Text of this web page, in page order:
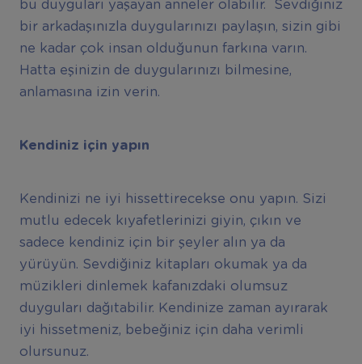
bu duyguları yaşayan anneler olabilir. Sevdiğiniz
bir arkadaşınızla duygularınızı paylaşın, sizin gibi
ne kadar çok insan olduğunun farkına varın.
Hatta eşinizin de duygularınızı bilmesine,
anlamasına izin verin.
Kendiniz için yapın
Kendinizi ne iyi hissettirecekse onu yapın. Sizi
mutlu edecek kıyafetlerinizi giyin, çıkın ve
sadece kendiniz için bir şeyler alın ya da
yürüyün. Sevdiğiniz kitapları okumak ya da
müzikleri dinlemek kafanızdaki olumsuz
duyguları dağıtabilir. Kendinize zaman ayırarak
iyi hissetmeniz, bebeğiniz için daha verimli
olursunuz.